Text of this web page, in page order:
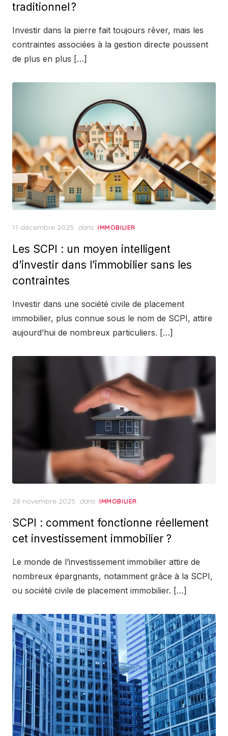
traditionnel ?
Investir dans la pierre fait toujours rêver, mais les
contraintes associées à la gestion directe poussent
de plus en plus […]
Posted
11 décembre 2025 dans IMMOBILIER
Les SCPI : un moyen intelligent
d’investir dans l’immobilier sans les
contraintes
Investir dans une société civile de placement
immobilier, plus connue sous le nom de SCPI, attire
aujourd’hui de nombreux particuliers. […]
Posted
28 novembre 2025 dans IMMOBILIER
SCPI : comment fonctionne réellement
cet investissement immobilier ?
Le monde de l’investissement immobilier attire de
nombreux épargnants, notamment grâce à la SCPI,
ou société civile de placement immobilier. […]